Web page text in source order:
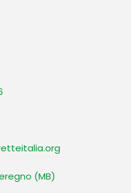
(MB)